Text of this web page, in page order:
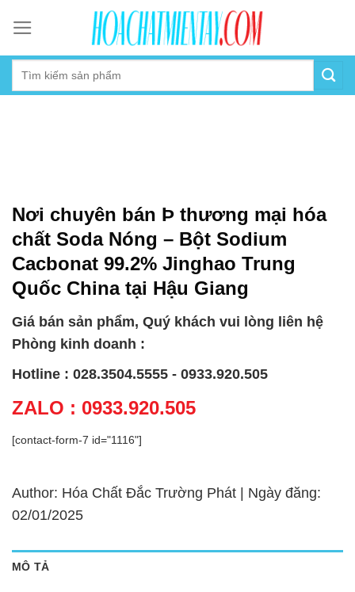
content
Nơi chuyên bán Þ thương mại hóa
chất Soda Nóng – Bột Sodium
Cacbonat 99.2% Jinghao Trung
Quốc China tại Hậu Giang
Giá bán sản phẩm, Quý khách vui lòng liên hệ
Phòng kinh doanh :
Hotline : 028.3504.5555 - 0933.920.505
ZALO : 0933.920.505
[contact-form-7 id="1116"]
Author: Hóa Chất Đắc Trường Phát | Ngày đăng:
02/01/2025
MÔ TẢ